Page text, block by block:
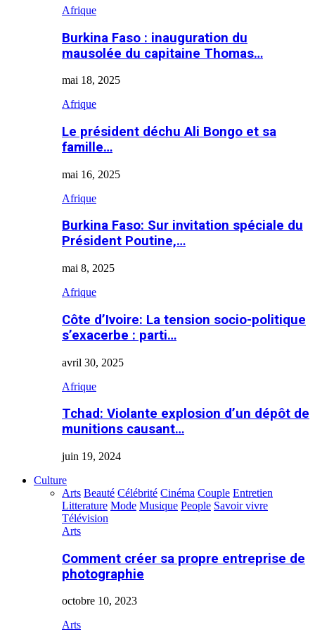
Afrique
Burkina Faso : inauguration du
mausolée du capitaine Thomas…
mai 18, 2025
Afrique
Le président déchu Ali Bongo et sa
famille…
mai 16, 2025
Afrique
Burkina Faso: Sur invitation spéciale du
Président Poutine,…
mai 8, 2025
Afrique
Côte d’Ivoire: La tension socio-politique
s’exacerbe : parti…
avril 30, 2025
Afrique
Tchad: Violante explosion d’un dépôt de
munitions causant…
juin 19, 2024
Culture
Arts Beauté Célébrité Cinéma Couple Entretien
Litterature Mode Musique People Savoir vivre
Télévision
Arts
Comment créer sa propre entreprise de
photographie
octobre 10, 2023
Arts